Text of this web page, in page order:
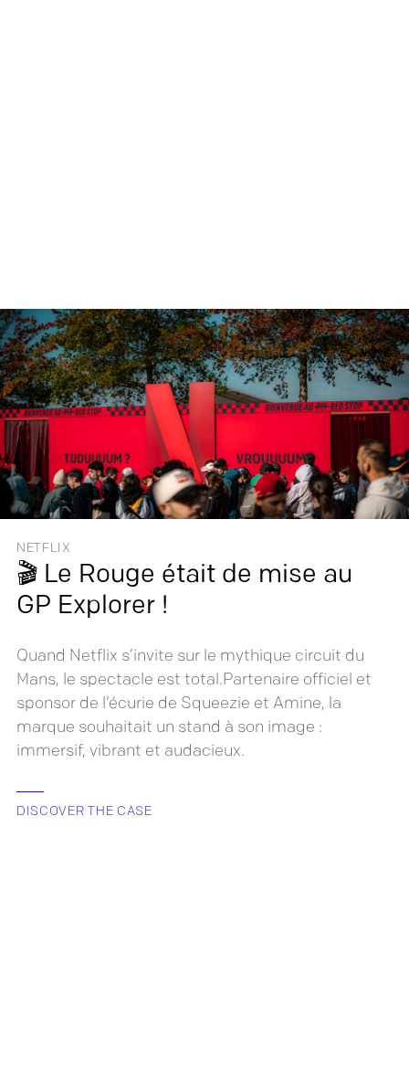
NETFLIX
🎬 Le Rouge était de mise au
GP Explorer !
Quand Netflix s’invite sur le mythique circuit du
Mans, le spectacle est total.Partenaire officiel et
sponsor de l’écurie de Squeezie et Amine, la
marque souhaitait un stand à son image :
immersif, vibrant et audacieux.
DISCOVER THE CASE